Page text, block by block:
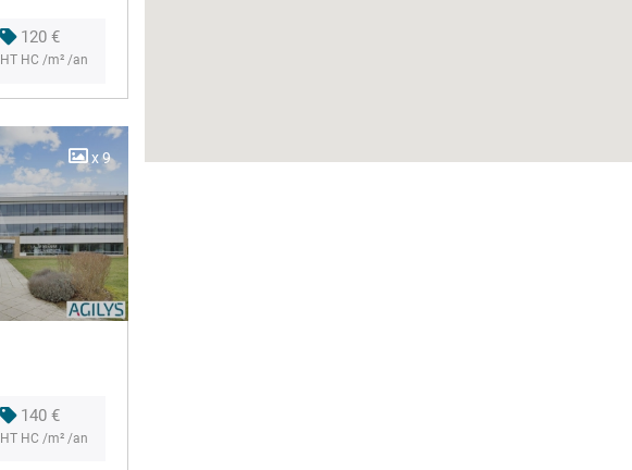
120 €
HT HC /m² /an
x 9
140 €
HT HC /m² /an